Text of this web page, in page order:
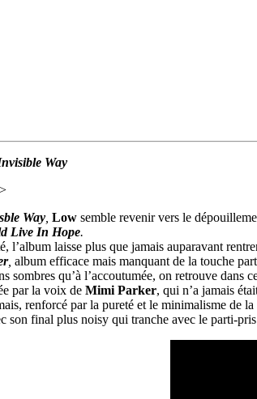
Way
>
Way Low semble revenir vers le
Live In Hope.
l’album laisse plus que jamais auparavant
, album efficace mais manquant de la touche
sombres qu’à l’accoutumée, on retrouve dans
par la voix de Mimi Parker, qui n’a jamais
renforcé par la pureté et le minimalisme de
son final plus noisy qui tranche avec le parti-